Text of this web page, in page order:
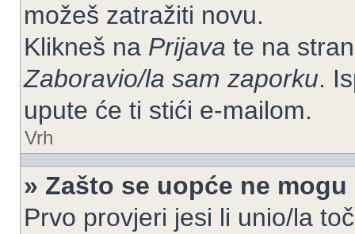
možeš zatražiti novu.
Klikneš na Prijava te na
Zaboravio/la sam zaporku.
upute će ti stići e-mailom.
Vrh
» Zašto se uopće ne
Prvo provjeri jesi li unio/la